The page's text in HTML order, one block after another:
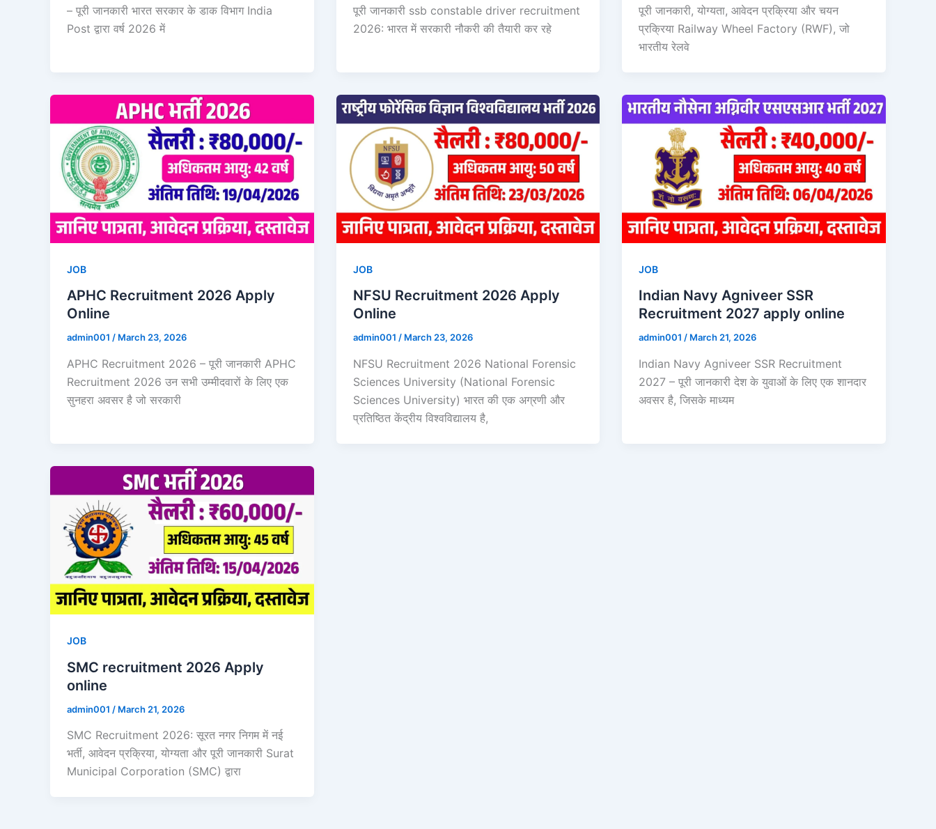
– पूरी जानकारी भारत सरकार के डाक विभाग India
Post द्वारा वर्ष 2026 में
पूरी जानकारी ssb constable driver recruitment
2026: भारत में सरकारी नौकरी की तैयारी कर रहे
पूरी जानकारी, योग्यता, आवेदन प्रक्रिया और चयन
प्रक्रिया Railway Wheel Factory (RWF), जो
भारतीय रेलवे
JOB
APHC Recruitment 2026 Apply
Online
admin001 / March 23, 2026
APHC Recruitment 2026 – पूरी जानकारी APHC
Recruitment 2026 उन सभी उम्मीदवारों के लिए एक
सुनहरा अवसर है जो सरकारी
JOB
NFSU Recruitment 2026 Apply
Online
admin001 / March 23, 2026
NFSU Recruitment 2026 National Forensic
Sciences University (National Forensic
Sciences University) भारत की एक अग्रणी और
प्रतिष्ठित केंद्रीय विश्वविद्यालय है,
JOB
Indian Navy Agniveer SSR
Recruitment 2027 apply online
admin001/ March 21, 2026
Indian Navy Agniveer SSR Recruitment
2027 – पूरी जानकारी देश के युवाओं के लिए एक शानदार
अवसर है, जिसके माध्यम
JOB
SMC recruitment 2026 Apply
online
admin001 / March 21, 2026
SMC Recruitment 2026: सूरत नगर निगम में नई
भर्ती, आवेदन प्रक्रिया, योग्यता और पूरी जानकारी Surat
Municipal Corporation (SMC) द्वारा